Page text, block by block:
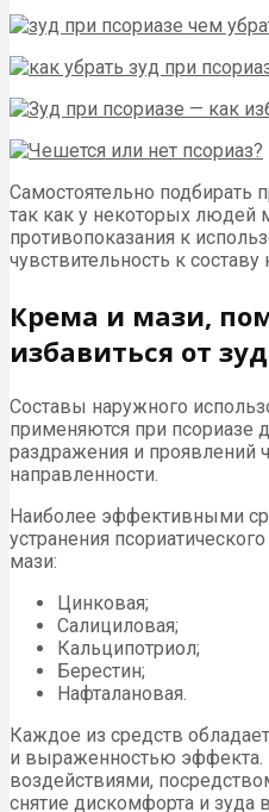
Самостоятельно подбирать
так как у некоторых людей
противопоказания к
чувствительность к
Крема и мази,
избавиться от
Составы наружного
применяются при псориазе
раздражения и проявлений
направленности.
Наиболее эффективными
устранения
мази:
Цинковая;
Салициловая;
Кальципотриол;
Берестин;
Нафталановая.
Каждое из средств
и выраженностью
воздействиями,
снятие дискомфорта и зуда